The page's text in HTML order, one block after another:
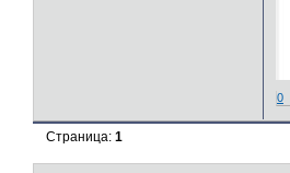
0
Страница:1